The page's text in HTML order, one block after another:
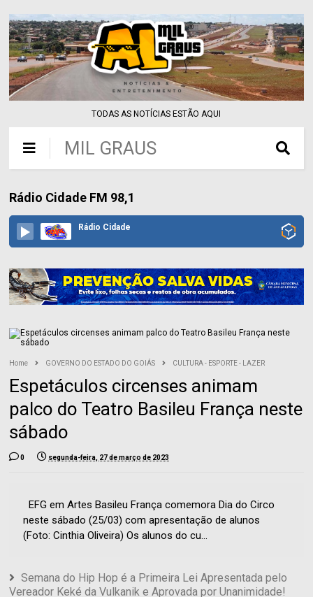
TODAS AS NOTÍCIAS ESTÃO AQUI
MIL GRAUS
Rádio Cidade FM 98,1
Rádio Cidade
Home GOVERNO DO ESTADO DO GOIÁS CULTURA - ESPORTE - LAZER
Espetáculos circenses animam
palco do Teatro Basileu França neste
sábado
0 segunda-feira, 27 de março de 2023
EFG em Artes Basileu França comemora Dia do Circo
neste sábado (25/03) com apresentação de alunos
(Foto: Cinthia Oliveira) Os alunos do cu...
Semana do Hip Hop é a Primeira Lei Apresentada pelo
Vereador Keké da Vulkanik e Aprovada por Unanimidade!